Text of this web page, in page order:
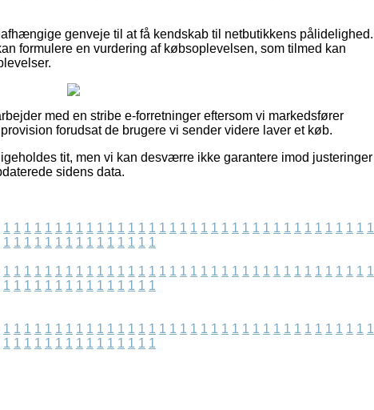
genveje til at få kendskab til netbutikkens pålidelighed. I
formulere en vurdering af købsoplevelsen, som tilmed kan
med en stribe e-forretninger eftersom vi markedsfører
forudsat de brugere vi sender videre laver et køb.
tit, men vi kan desværre ikke garantere imod justeringer
sidens data.
1 1 1 1 1 1 1 1 1 1 1 1 1 1 1 1 1 1 1 1 1 1 1 1 1 1 1 1 1 1 1 1 1 1 1 1
1 1 1 1 1 1 1 1 1 1 1 1 1 1 1
1 1 1 1 1 1 1 1 1 1 1 1 1 1 1 1 1 1 1 1 1 1 1 1 1 1 1 1 1 1 1 1 1 1 1 1
1 1 1 1 1 1 1 1 1 1 1 1 1 1 1
1 1 1 1 1 1 1 1 1 1 1 1 1 1 1 1 1 1 1 1 1 1 1 1 1 1 1 1 1 1 1 1 1 1 1 1
1 1 1 1 1 1 1 1 1 1 1 1 1 1 1